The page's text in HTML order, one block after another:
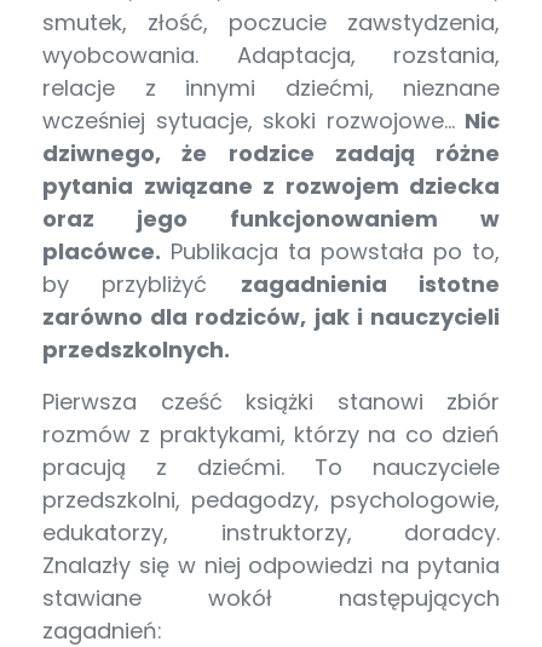
smutek, złość, poczucie zawstydzenia,
wyobcowania. Adaptacja, rozstania,
relacje z innymi dziećmi, nieznane
wcześniej sytuacje, skoki rozwojowe… Nic
dziwnego, że rodzice zadają różne
pytania związane z rozwojem dziecka
oraz jego funkcjonowaniem w
placówce. Publikacja ta powstała po to,
by przybliżyć zagadnienia istotne
zarówno dla rodziców, jak i nauczycieli
przedszkolnych.
Pierwsza cześć książki stanowi zbiór
rozmów z praktykami, którzy na co dzień
pracują z dziećmi. To nauczyciele
przedszkolni, pedagodzy, psychologowie,
edukatorzy, instruktorzy, doradcy.
Znalazły się w niej odpowiedzi na pytania
stawiane wokół następujących
zagadnień: